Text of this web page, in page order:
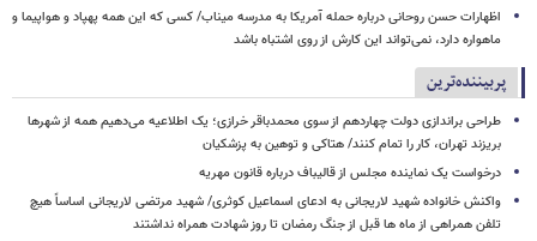
اظهارات حسن روحانی درباره حمله آمریکا به مدرسه میناب/ کسی که این همه پهپاد و هواپیما و
ماهواره دارد، نمی‌تواند این کارش از روی اشتباه باشد
پربیننده‌ترین
طراحی براندازی دولت چهاردهم از سوی محمدباقر خرازی؛ یک اطلاعیه می‌دهیم همه از شهرها
بریزند تهران، کار را تمام کنند/ هتاکی و توهین به پزشکیان
درخواست یک نماینده مجلس از قالیباف درباره قانون مهریه
واکنش خانواده شهید لاریجانی به ادعای اسماعیل کوثری/ شهید مرتضی لاریجانی اساساً هیچ
تلفن همراهی از ماه ها قبل از جنگ رمضان تا روز شهادت همراه نداشتند